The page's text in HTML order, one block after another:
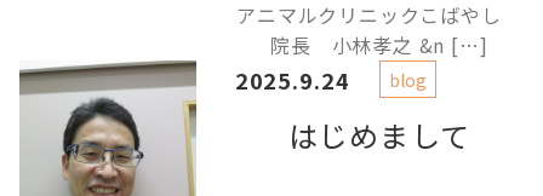
アニマルクリニックこばやし
院長 小林孝之 &n […]
はじめまして
2025.9.24 blog